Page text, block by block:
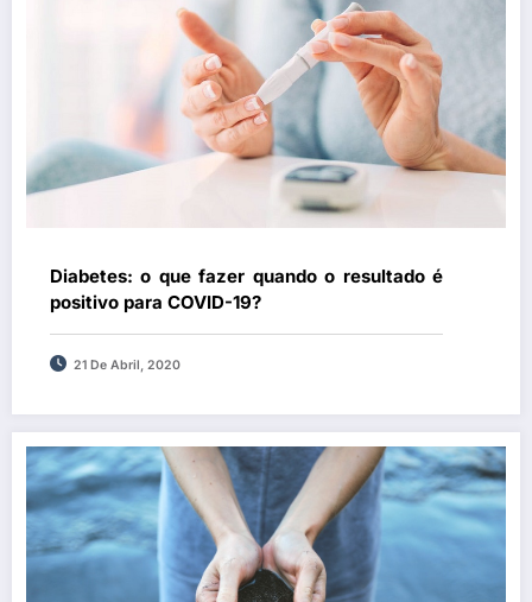
Diabetes: o que fazer quando o resultado é
positivo para COVID-19?
21 De Abril, 2020